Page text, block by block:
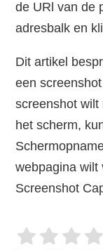
de URl van de
adresbalk en
Dit artikel
een
screenshot wilt
het scherm,
webpagina wilt
Screenshot